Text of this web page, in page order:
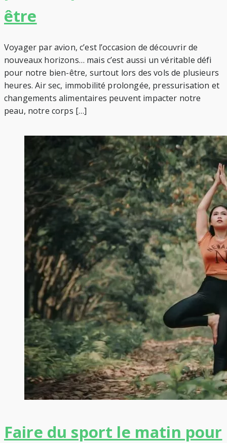
être
Voyager par avion, c’est l’occasion de découvrir de
nouveaux horizons… mais c’est aussi un véritable défi
pour notre bien-être, surtout lors des vols de plusieurs
heures. Air sec, immobilité prolongée, pressurisation et
changements alimentaires peuvent impacter notre
peau, notre corps […]
Faire du sport le matin pour